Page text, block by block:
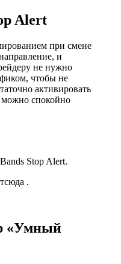
Alert
при смене
и
не нужно
чтобы не
активировать
спокойно
Stop Alert.
.
«Умный